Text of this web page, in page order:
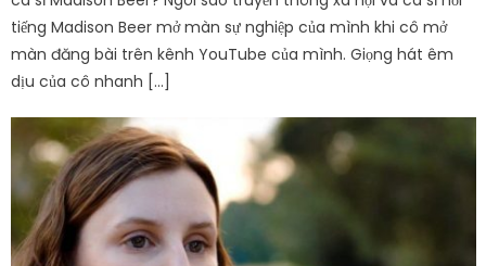
tiếng Madison Beer mở màn sự nghiệp của mình khi cô mở
màn đăng bài trên kênh YouTube của mình. Giọng hát êm
dịu của cô nhanh […]